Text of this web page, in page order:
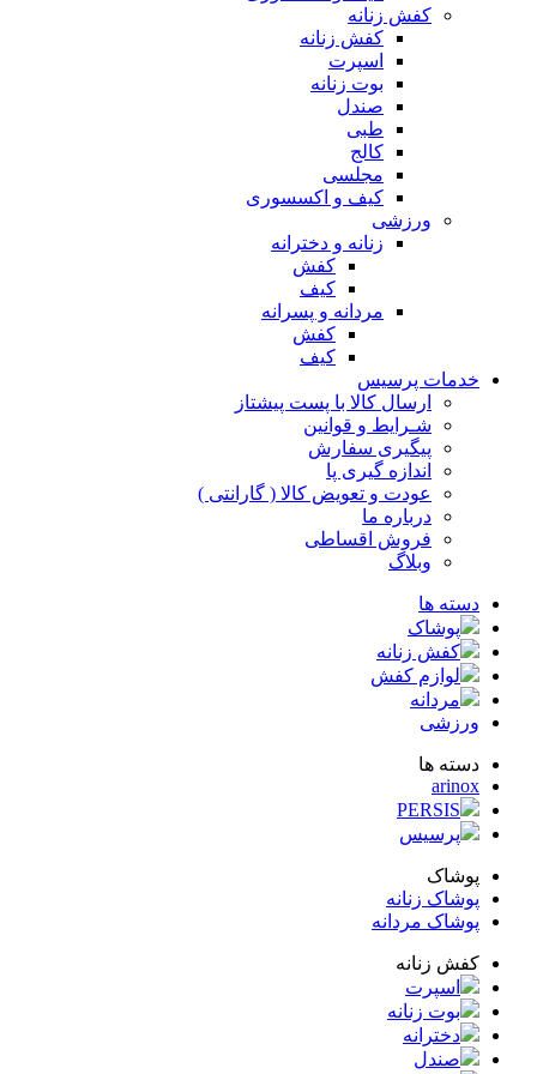
کفش زنانه
کفش زنانه
اسپرت
بوت زنانه
مجلسی
کیف و اکسسوری
ورزشی
زنانه و دخترانه
مردانه و پسرانه
پرسیس
ارسال کالا با پست پیشتاز
شـرایط و قوانین
پیگیری سفارش
اندازه گیری پا
عودت و تعویض کالا ( گارانتی )
درباره ما
فروش اقساطی
ها
پوشاک
کفش زنانه
لوازم کفش
مردانه
ها
PERSIS
پرسیس
زنانه
مردانه
زنانه
اسپرت
بوت زنانه
دخترانه
صندل